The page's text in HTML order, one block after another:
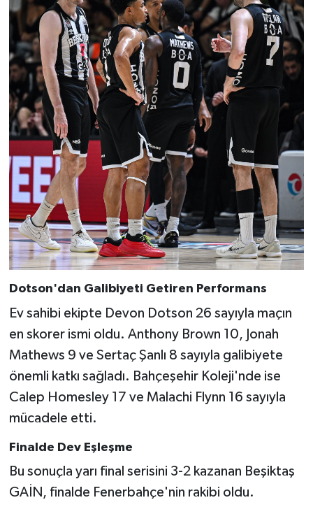
Dotson'dan Galibiyeti Getiren Performans
Ev sahibi ekipte Devon Dotson 26 sayıyla maçın
en skorer ismi oldu. Anthony Brown 10, Jonah
Mathews 9 ve Sertaç Şanlı 8 sayıyla galibiyete
önemli katkı sağladı. Bahçeşehir Koleji'nde ise
Calep Homesley 17 ve Malachi Flynn 16 sayıyla
mücadele etti.
Finalde Dev Eşleşme
Bu sonuçla yarı final serisini 3-2 kazanan Beşiktaş
GAİN, finalde Fenerbahçe'nin rakibi oldu.